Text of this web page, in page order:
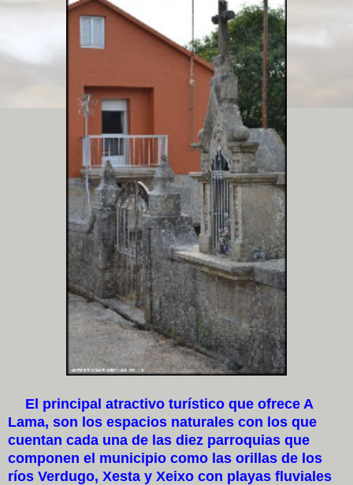
El principal atractivo turístico que ofrece A
Lama, son los espacios naturales con los que
cuentan cada una de las diez parroquias que
componen el municipio como las orillas de los
ríos Verdugo, Xesta y Xeixo con playas fluviales